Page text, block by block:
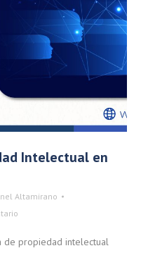
Intelectual en
Altamirano
de propiedad intelectual